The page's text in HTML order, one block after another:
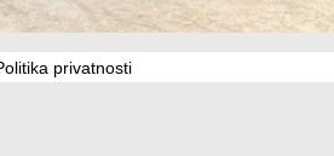
privatnosti